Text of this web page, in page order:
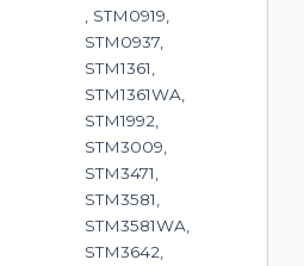
, STM0919,
STM0937,
STM1361,
STM1361WA,
STM1992,
STM3009,
STM3471,
STM3581,
STM3581WA,
STM3642,